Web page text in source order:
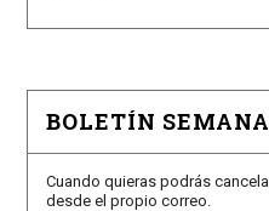
BOLETÍN
Cuando quieras podrás
desde el propio correo.